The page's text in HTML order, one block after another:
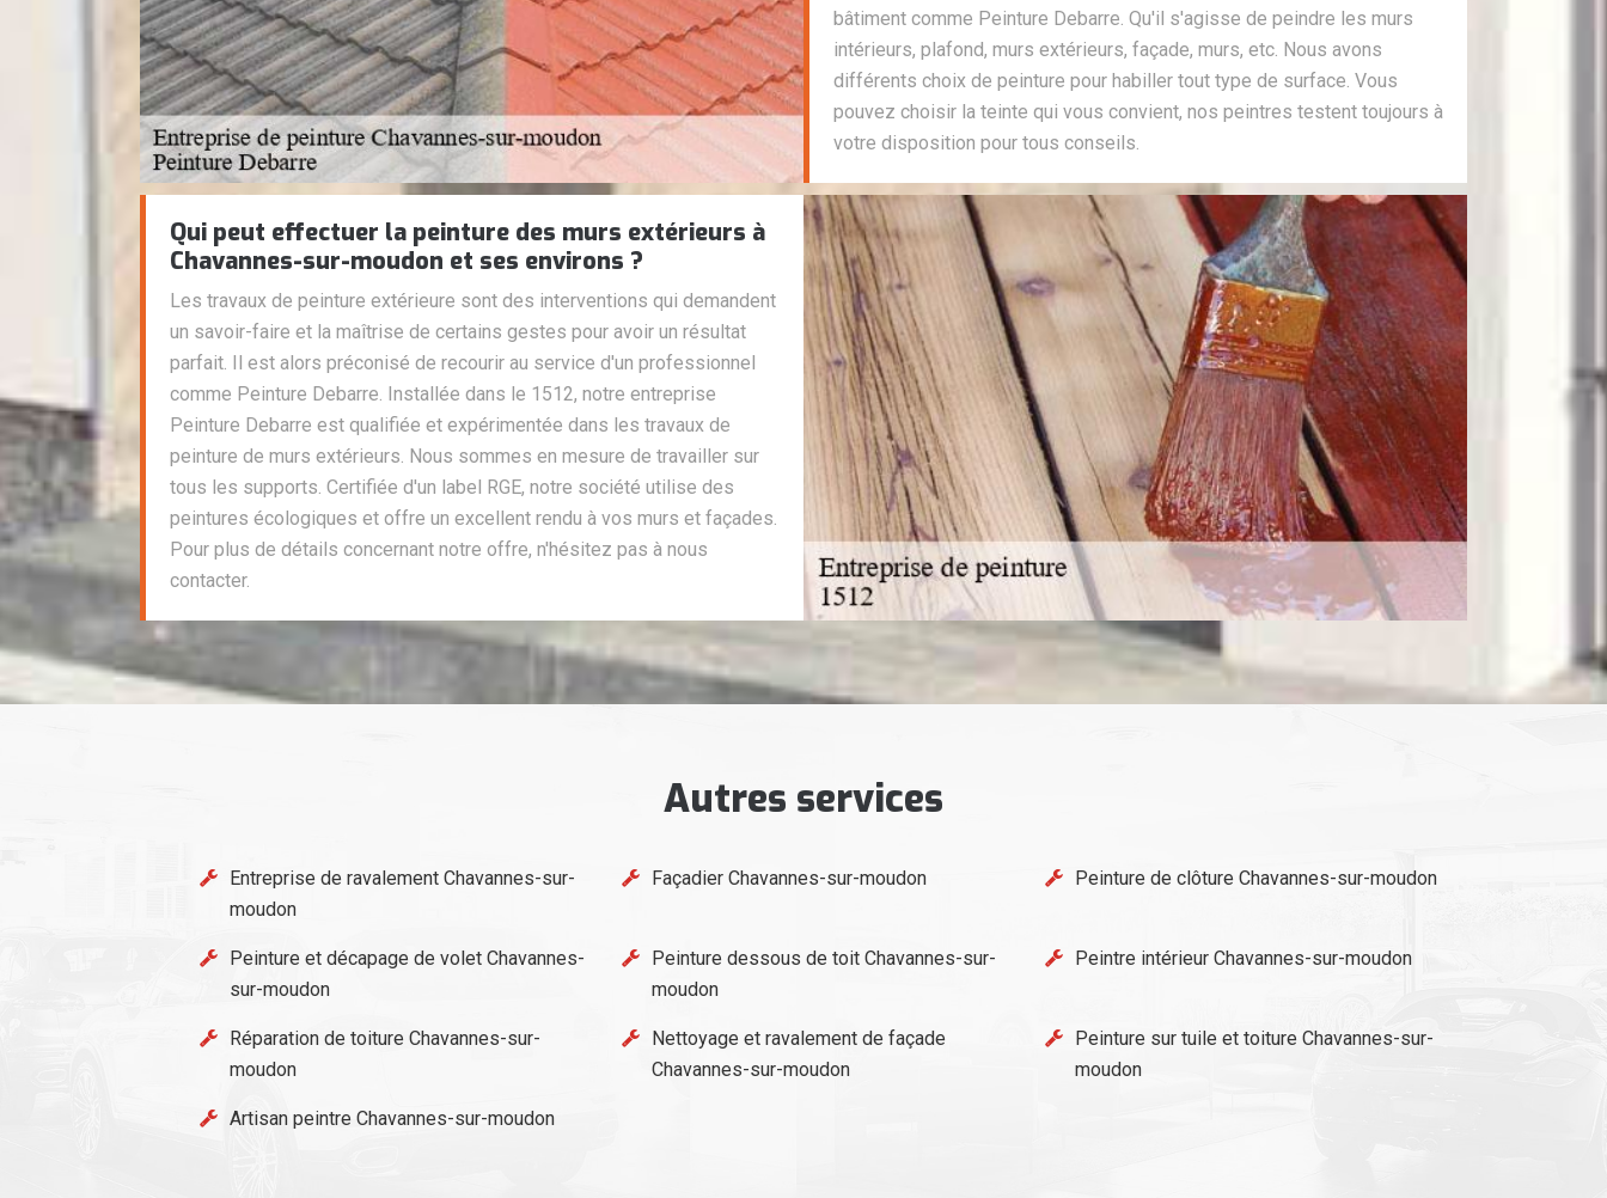
bâtiment comme Peinture Debarre. Qu'il s'agisse de peindre les murs
intérieurs, plafond, murs extérieurs, façade, murs, etc. Nous avons
différents choix de peinture pour habiller tout type de surface. Vous
pouvez choisir la teinte qui vous convient, nos peintres testent toujours à
votre disposition pour tous conseils.
Qui peut effectuer la peinture des murs extérieurs à
Chavannes-sur-moudon et ses environs ?
Les travaux de peinture extérieure sont des interventions qui demandent
un savoir-faire et la maîtrise de certains gestes pour avoir un résultat
parfait. Il est alors préconisé de recourir au service d'un professionnel
comme Peinture Debarre. Installée dans le 1512, notre entreprise
Peinture Debarre est qualifiée et expérimentée dans les travaux de
peinture de murs extérieurs. Nous sommes en mesure de travailler sur
tous les supports. Certifiée d'un label RGE, notre société utilise des
peintures écologiques et offre un excellent rendu à vos murs et façades.
Pour plus de détails concernant notre offre, n'hésitez pas à nous
contacter.
Autres services
Entreprise de ravalement Chavannes-sur-
moudon
Façadier Chavannes-sur-moudon Peinture de clôture Chavannes-sur-moudon
Peinture et décapage de volet Chavannes-
sur-moudon
Peinture dessous de toit Chavannes-sur-
moudon
Peintre intérieur Chavannes-sur-moudon
Réparation de toiture Chavannes-sur-
moudon
Nettoyage et ravalement de façade
Chavannes-sur-moudon
Peinture sur tuile et toiture Chavannes-sur-
moudon
Artisan peintre Chavannes-sur-moudon